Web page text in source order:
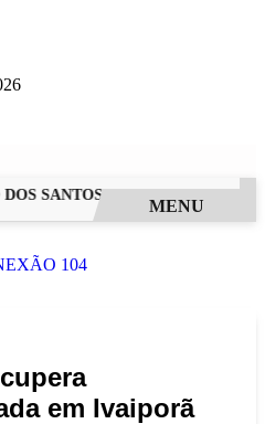
SANTOS, O “NEGUINHO DA
MENU
em Ivaiporã